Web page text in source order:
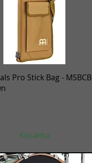
Gyorsnézet
Pro Stick Bag - MSBCB
Kosárba